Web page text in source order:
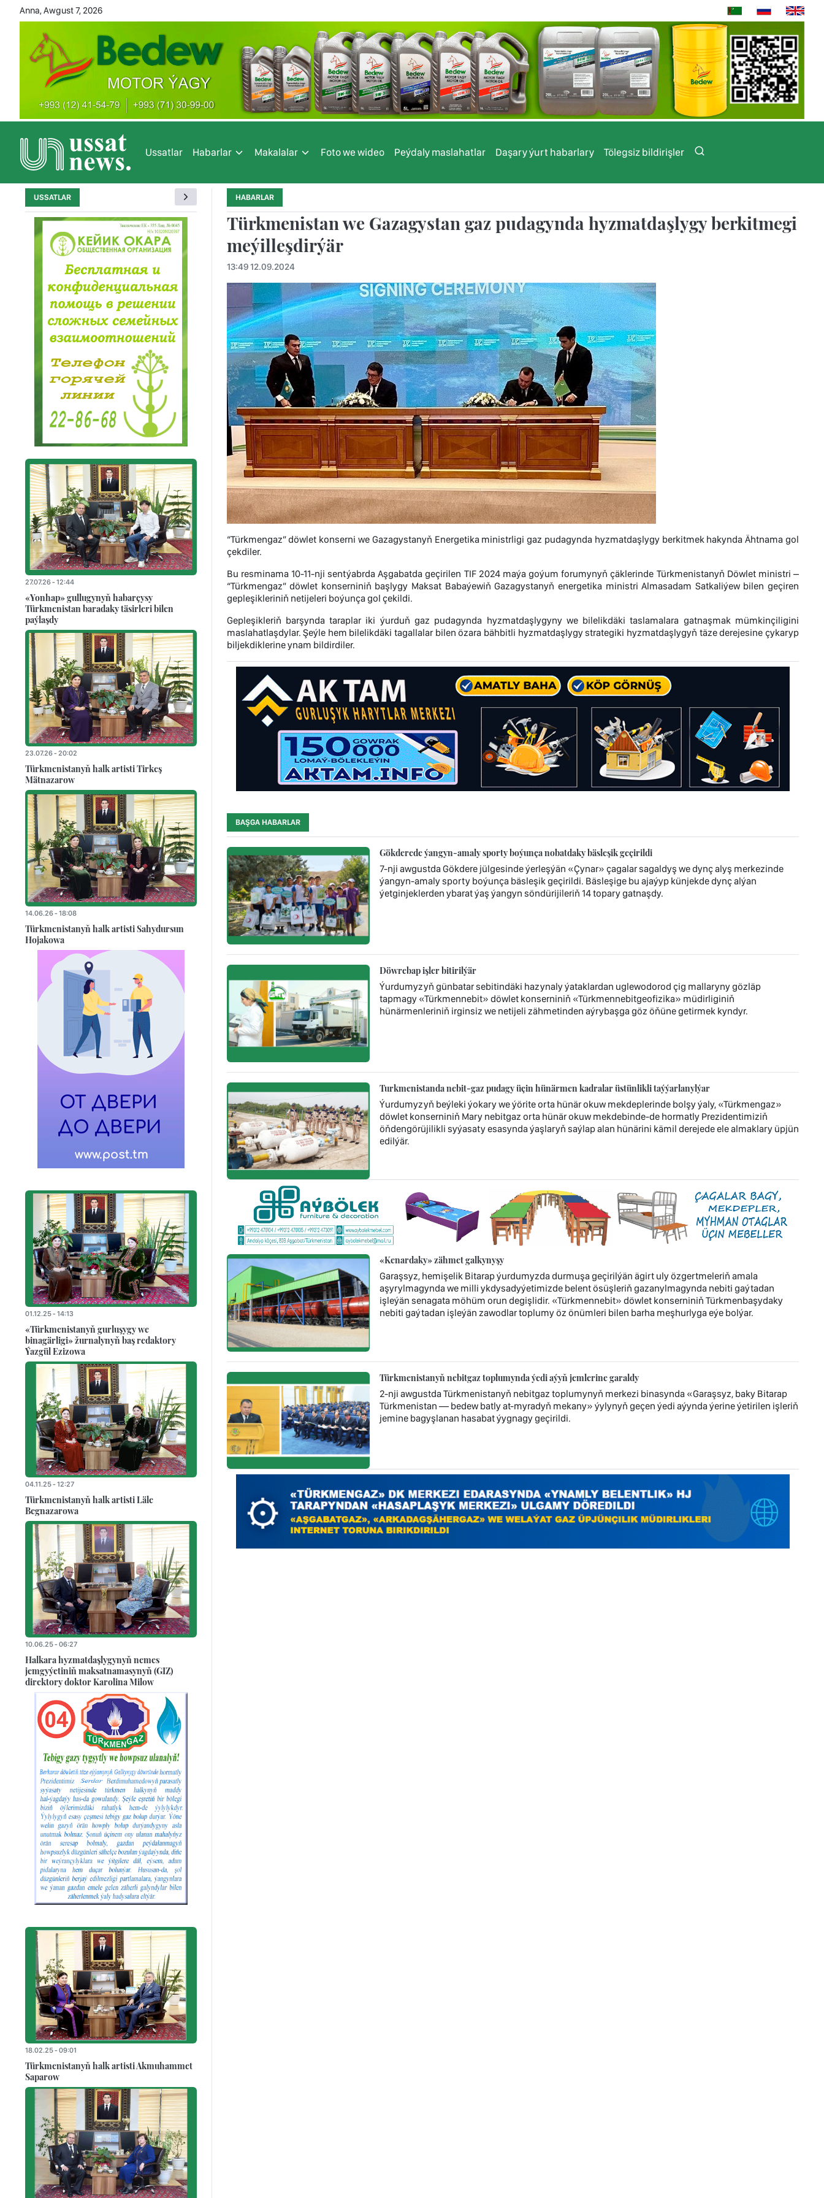
Anna, Awgust 7, 2026
Ussatlar Habarlar Makalalar Foto we wideo Peýdaly maslahatlar Daşary ýurt habarlary Tölegsiz bildirişler
HABARLAR
Türkmenistan we Gazagystan gaz pudagynda hyzmatdaşlygy berkitmegi
meýilleşdirýär
13:49 12.09.2024
“Türkmengaz” döwlet konserni we Gazagystanyň Energetika ministrligi gaz pudagynda hyzmatdaşlygy berkitmek hakynda Ähtnama gol
çekdiler.
Bu resminama 10-11-nji sentýabrda Aşgabatda geçirilen TIF 2024 maýa goýum forumynyň çäklerinde Türkmenistanyň Döwlet ministri –
“Türkmengaz” döwlet konserniniň başlygy Maksat Babaýewiň Gazagystanyň energetika ministri Almasadam Satkaliýew bilen geçiren
gepleşikleriniň netijeleri boýunça gol çekildi.
Gepleşikleriň barşynda taraplar iki ýurduň gaz pudagynda hyzmatdaşlygyny we bilelikdäki taslamalara gatnaşmak mümkinçiligini
maslahatlaşdylar. Şeýle hem bilelikdäki tagallalar bilen özara bähbitli hyzmatdaşlygy strategiki hyzmatdaşlygyň täze derejesine çykaryp
biljekdiklerine ynam bildirdiler.
BAŞGA HABARLAR
Gökderede ýangyn-amaly sporty boýunça nobatdaky bäsleşik geçirildi
7-nji awgustda Gökdere jülgesinde ýerleşýän «Çynar» çagalar sagaldyş we dynç alyş merkezinde
ýangyn-amaly sporty boýunça bäsleşik geçirildi. Bäsleşige bu ajaýyp künjekde dynç alýan
ýetginjeklerden ybarat ýaş ýangyn söndürijileriň 14 topary gatnaşdy.
Döwrebap işler bitirilýär
Ýurdumyzyň günbatar sebitindäki hazynaly ýataklardan uglewodorod çig mallaryny gözläp
tapmagy «Türkmennebit» döwlet konserniniň «Türkmennebitgeofizika» müdirliginiň
hünärmenleriniň irginsiz we netijeli zähmetinden aýrybaşga göz öňüne getirmek kyndyr.
Turkmenistanda nebit-gaz pudagy üçin hünärmen kadralar üstünlikli taýýarlanylýar
Ýurdumyzyň beýleki ýokary we ýörite orta hünär okuw mekdeplerinde bolşy ýaly, «Türkmengaz»
döwlet konserniniň Mary nebitgaz orta hünär okuw mekdebinde-de hormatly Prezidentimiziň
öňdengörüjilikli syýasaty esasynda ýaşlaryň saýlap alan hünärini kämil derejede ele almaklary üpjün
edilýär.
«Kenardaky» zähmet galkynyşy
Garaşsyz, hemişelik Bitarap ýurdumyzda durmuşa geçirilýän ägirt uly özgertmeleriň amala
aşyrylmagynda we milli ykdysadyýetimizde belent ösüşleriň gazanylmagynda nebiti gaýtadan
işleýän senagata möhüm orun degişlidir. «Türkmennebit» döwlet konserniniň Türkmenbaşydaky
nebiti gaýtadan işleýän zawodlar toplumy öz önümleri bilen barha meşhurlyga eýe bolýar.
Türkmenistanyň nebitgaz toplumynda ýedi aýyň jemlerine garaldy
2-nji awgustda Türkmenistanyň nebitgaz toplumynyň merkezi binasynda «Garaşsyz, baky Bitarap
Türkmenistan — bedew batly at-myradyň mekany» ýylynyň geçen ýedi aýynda ýerine ýetirilen işleriň
jemine bagyşlanan hasabat ýygnagy geçirildi.
USSATLAR
27.07.26 - 12:44
«Yonhap» gullugynyň habarçysy
Türkmenistan baradaky täsirleri bilen
paýlaşdy
23.07.26 - 20:02
Türkmenistanyň halk artisti Tirkeş
Mätnazarow
14.06.26 - 18:08
Türkmenistanyň halk artisti Sahydursun
Hojakowa
01.12.25 - 14:13
«Türkmenistanyň gurluşygy we
binagärligi» žurnalynyň baş redaktory
Ýazgül Ezizowa
04.11.25 - 12:27
Türkmenistanyň halk artisti Läle
Begnazarowa
10.06.25 - 06:27
Halkara hyzmatdaşlygynyň nemes
jemgyýetiniň maksatnamasynyň (GIZ)
direktory doktor Karolina Milow
18.02.25 - 09:01
Türkmenistanyň halk artisti Akmuhammet
Saparow